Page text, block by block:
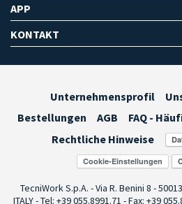
APP
KONTAKT
Unternehmensprofil
Bestellungen
AGB FAQ -
Rechtliche Hinweise
Cookie-Einstellungen
TecniWork S.p.A. - Via R. Benini 8 -
ITALY - Tel: +39 055.8991.71 - Fax: +39